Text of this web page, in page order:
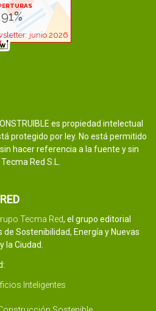
es propiedad intelectual
protegido por ley. No está permitido
hacer referencia a la fuente y sin
Red S.L.
Tecma Red, el grupo editorial
Sostenibilidad, Energía y Nuevas
la Ciudad.
Inteligentes